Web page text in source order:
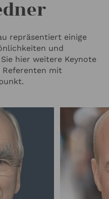
repräsentiert einige
und
hier weitere Keynote
Referenten mit